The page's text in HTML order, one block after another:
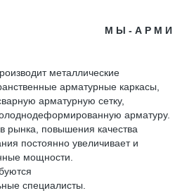
Р М И
металлические
арматурные каркасы,
арматурную сетку,
арматуру.
рынка, повышения качества
постоянно увеличивает и
мощности.
специалисты.